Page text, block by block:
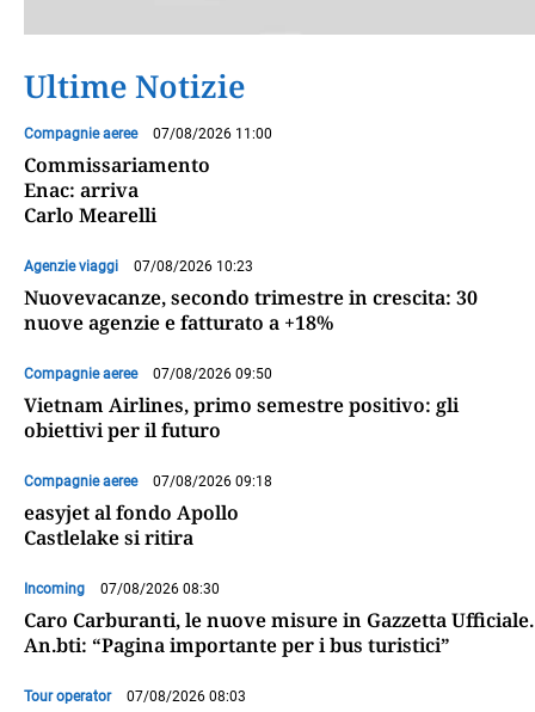
Ultime Notizie
Compagnie aeree 07/08/2026 11:00
Commissariamento
Enac: arriva
Carlo Mearelli
Agenzie viaggi 07/08/2026 10:23
Nuovevacanze, secondo trimestre in crescita: 30
nuove agenzie e fatturato a +18%
Compagnie aeree 07/08/2026 09:50
Vietnam Airlines, primo semestre positivo: gli
obiettivi per il futuro
Compagnie aeree 07/08/2026 09:18
easyjet al fondo Apollo
Castlelake si ritira
Incoming 07/08/2026 08:30
Caro Carburanti, le nuove misure in Gazzetta Ufficiale.
An.bti: “Pagina importante per i bus turistici”
Tour operator 07/08/2026 08:03